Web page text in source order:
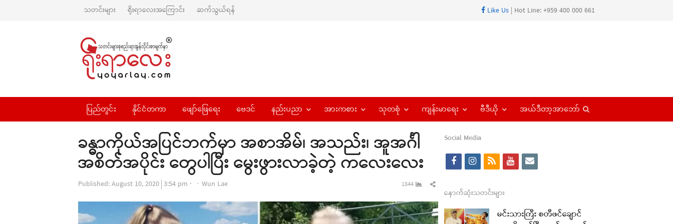
သတင်းများ ရိုးရာလေးအကြောင်း ဆက်သွယ်ရန် Like Us | Hot Line: +959 400 000 661
ပြည်တွင်း နိုင်ငံတကာ ဖျော်ဖြေရေး ဗေဒင် နည်းပညာ အားကစား သုတစုံ ကျန်းမာရေး ဗီဒီယို အယ်ဒီတာ့အာဘော်
ခန္ဓာကိုယ်အပြင်ဘက်မှာ အစာအိမ်၊ အသည်း၊ အူအင်္ဂါ
အစိတ်အပိုင်း တွေပါပြီး မွေးဖွားလာခဲ့တဲ့ ကလေးလေး
Published:August 10, 2020 3:54 pm Author
Wun Lae 1844
Share
this
post
Social Media
f
c
e
i
s
t
r
s
y
t
e
i
နောက်ဆုံးသတင်းများ
မင်းသားကြီး စတီဖင်ချောင်